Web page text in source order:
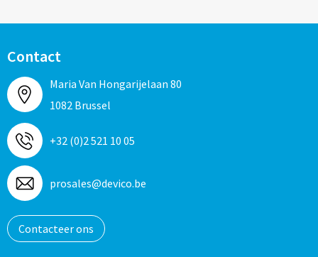
Contact
Maria Van Hongarijelaan 80
1082 Brussel
+32 (0)2 521 10 05
prosales@devico.be
Contacteer ons